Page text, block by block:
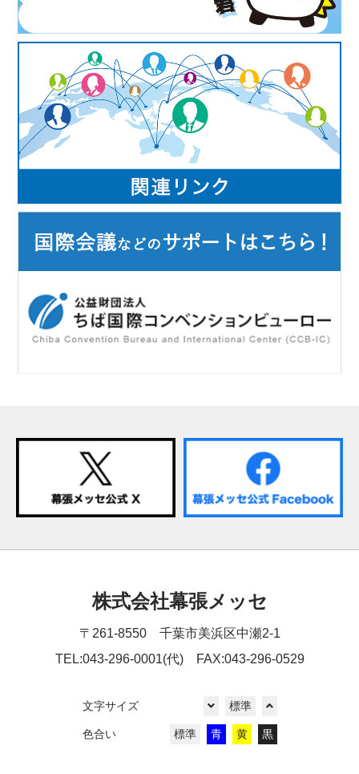
株式会社幕張メッセ
〒261-8550 千葉市美浜区中瀬2-1
TEL:043-296-0001(代) FAX:043-296-0529
文字サイズ 標準
色合い 標準 青 黄 黒